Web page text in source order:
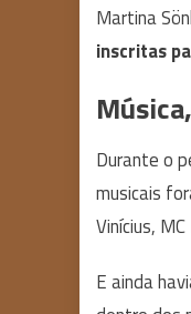
Martina
inscritas
Durante o
musicais
Vinícius,
E ainda